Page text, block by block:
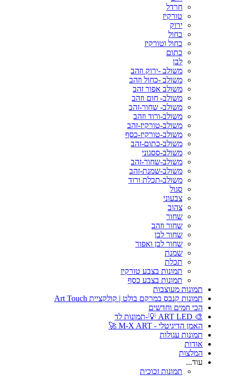
חרדל
טורקיז
ירוק
כחול
כחול וטורקיז
כתום
לבן
משולב -ירוק וזהב
משולב -כחול וזהב
משולב אפור זהב
משולב- חום וזהב
משולב- שחור-זהב
משולב-ורוד וזהב
משולב-טורקיז-זהב
משולב-טורקיז-כסף
משולב-כתום-זהב
משולב-ססגוני
משולב-שחור-זהב
משולב-שמנת-זהב
משולב-תכלת ורוד
סגול
צבעוני
צהוב
שחור
שחור וזהב
שחור לבן
שחור לבן ואפור
שמנת
תכלת
תמונות בצבע טורקיז
תמונות בצבע כסף
תמונות מעוצבות
תמונות קנבס במרקם בולט | קולקציית Art Touch
הכי חמים וחדשים
🎨 ART LED 💡-תמונות לד
האמן הדיגיטלי - M-X ART 🚀
תמונות עגולות
אודות
המלצות
עוד...
תמונות זכוכית